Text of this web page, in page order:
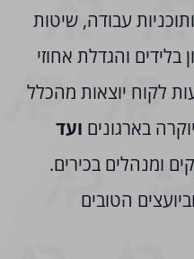
עבודה, שיטות
והגדלת אחוזי
לקוח יוצאות מהכלל
בארגונים ועד
הטובים